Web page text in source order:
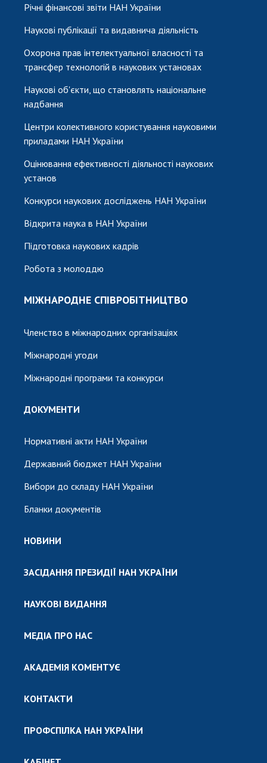
Річні фінансові звіти НАН України
Наукові публікації та видавнича діяльність
Охорона прав інтелектуальної власності та
трансфер технологій в наукових установах
Наукові об'єкти, що становлять національне
надбання
Центри колективного користування науковими
приладами НАН України
Оцінювання ефективності діяльності наукових
установ
Конкурси наукових досліджень НАН України
Відкрита наука в НАН України
Підготовка наукових кадрів
Робота з молоддю
МІЖНАРОДНЕ СПІВРОБІТНИЦТВО
Членство в міжнародних організаціях
Міжнародні угоди
Міжнародні програми та конкурси
ДОКУМЕНТИ
Нормативні акти НАН України
Державний бюджет НАН України
Вибори до складу НАН України
Бланки документів
НОВИНИ
ЗАСІДАННЯ ПРЕЗИДІЇ НАН УКРАЇНИ
НАУКОВІ ВИДАННЯ
МЕДІА ПРО НАС
АКАДЕМІЯ КОМЕНТУЄ
КОНТАКТИ
ПРОФСПІЛКА НАН УКРАЇНИ